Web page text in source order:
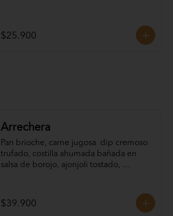
$25.900
Arrechera
Pan brioche, carne jugosa  dip cremoso
trufado, costilla ahumada bañada en
salsa de borojo, ajonjoli tostado,
$39.900